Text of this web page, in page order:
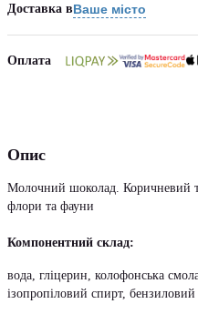
Доставка вВаше місто
Оплата
Опис
Молочний шоколад. Коричневий
флори та фауни
Компонентний склад:
вода, гліцерин, колофонська
ізопропіловий спирт, бензиловий